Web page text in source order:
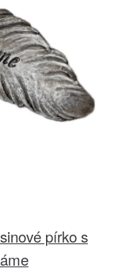
pírko s